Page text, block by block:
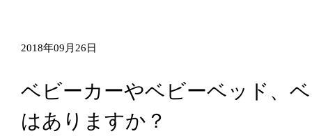
2018年09月26日
ベビーカーやベビーベッド、
はありますか？